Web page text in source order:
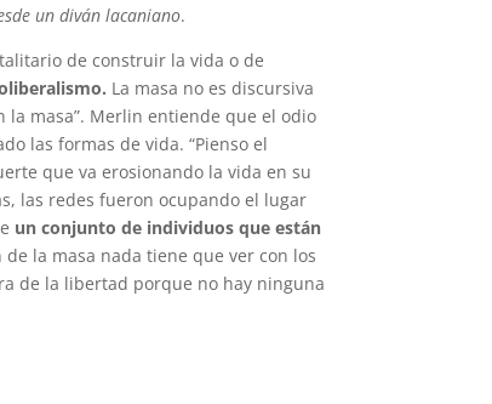
un diván lacaniano.
de construir la vida o de
La masa no es discursiva
masa”. Merlin entiende que el odio
las formas de vida. “Pienso el
que va erosionando la vida en su
las redes fueron ocupando el lugar
un conjunto de individuos que están
la masa nada tiene que ver con los
de la libertad porque no hay ninguna